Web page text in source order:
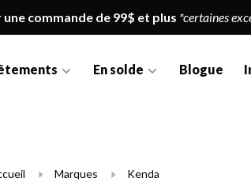
commande de 99$ et plus *certaines
En solde Blogue
Marques Kenda